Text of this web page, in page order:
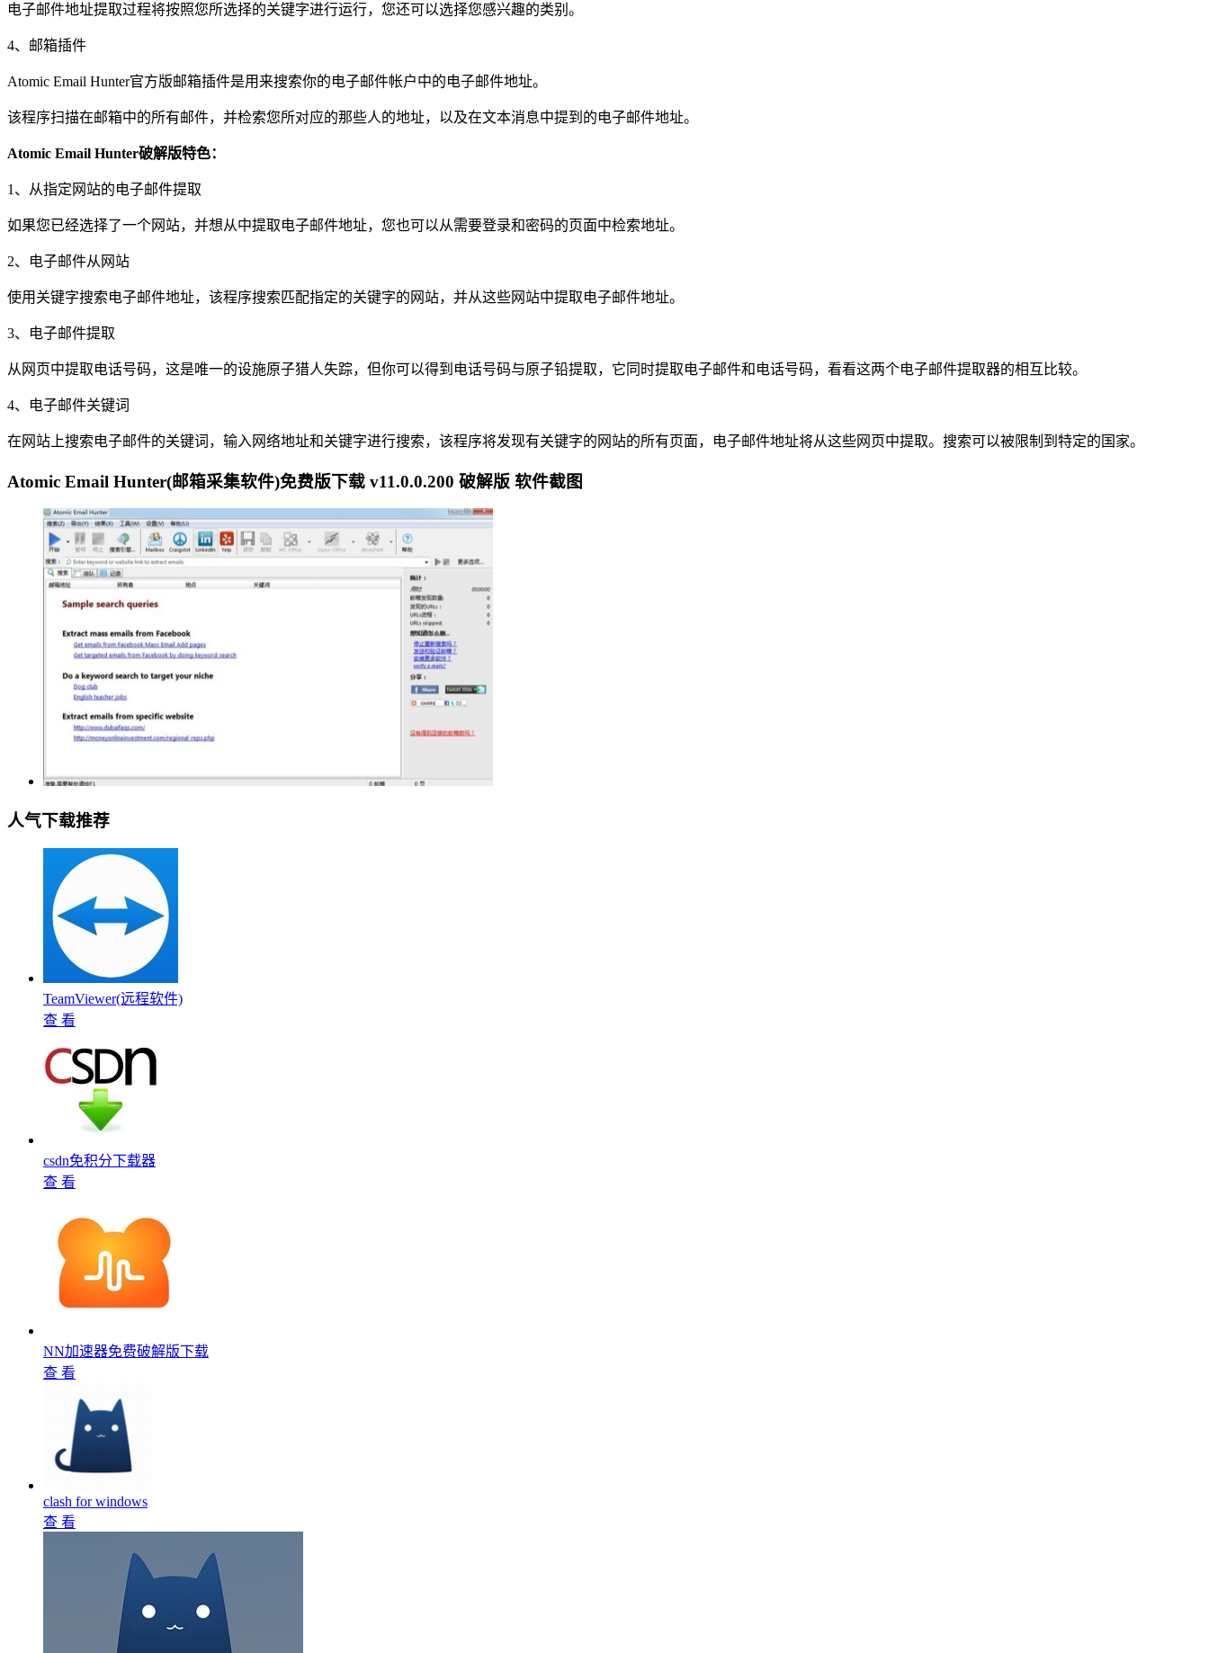
电子邮件地址提取过程将按照您所选择的关键字进行运行，您还可以选择您感兴趣的类别。
4、邮箱插件
Atomic Email Hunter官方版邮箱插件是用来搜索你的电子邮件帐户中的电子邮件地址。
该程序扫描在邮箱中的所有邮件，并检索您所对应的那些人的地址，以及在文本消息中提到的电子邮件地址。
Atomic Email Hunter破解版特色：
1、从指定网站的电子邮件提取
如果您已经选择了一个网站，并想从中提取电子邮件地址，您也可以从需要登录和密码的页面中检索地址。
2、电子邮件从网站
使用关键字搜索电子邮件地址，该程序搜索匹配指定的关键字的网站，并从这些网站中提取电子邮件地址。
3、电子邮件提取
从网页中提取电话号码，这是唯一的设施原子猎人失踪，但你可以得到电话号码与原子铅提取，它同时提取电子邮件和电话号码，看看这两个电子邮件提取器的相互比较。
4、电子邮件关键词
在网站上搜索电子邮件的关键词，输入网络地址和关键字进行搜索，该程序将发现有关键字的网站的所有页面，电子邮件地址将从这些网页中提取。搜索可以被限制到特定的国家。
Atomic Email Hunter(邮箱采集软件)免费版下载 v11.0.0.200 破解版 软件截图
人气下载推荐
TeamViewer(远程软件)
查 看
csdn免积分下载器
查 看
NN加速器免费破解版下载
查 看
clash for windows
查 看